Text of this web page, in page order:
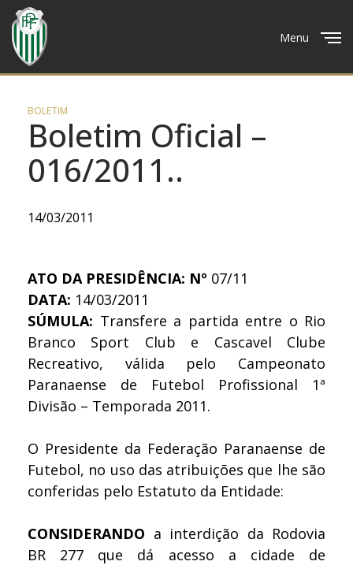
Menu
BOLETIM
Boletim Oficial –
016/2011..
14/03/2011
ATO DA PRESIDÊNCIA: Nº 07/11
DATA: 14/03/2011
SÚMULA: Transfere a partida entre o Rio
Branco Sport Club e Cascavel Clube
Recreativo, válida pelo Campeonato
Paranaense de Futebol Profissional 1ª
Divisão – Temporada 2011.
O Presidente da Federação Paranaense de
Futebol, no uso das atribuições que lhe são
conferidas pelo Estatuto da Entidade:
CONSIDERANDO a interdição da Rodovia
BR 277 que dá acesso a cidade de